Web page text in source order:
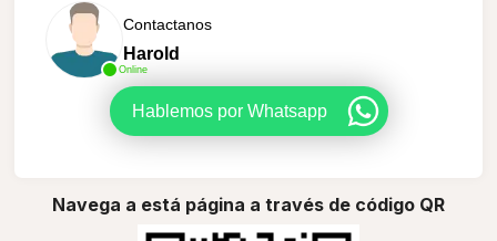
Online
Contactanos
Harold
Hablemos por Whatsapp
Navega a está página a través de código QR